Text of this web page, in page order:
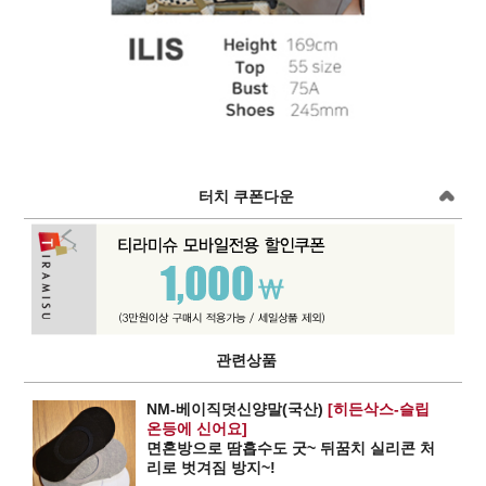
터치 쿠폰다운
관련상품
NM-베이직덧신양말(국산) [히든삭스-슬립
온등에 신어요]
면혼방으로 땀흡수도 굿~ 뒤꿈치 실리콘 처
리로 벗겨짐 방지~!